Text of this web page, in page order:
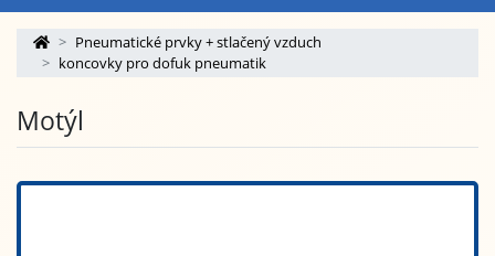
Pneumatické prvky + stlačený vzduch
koncovky pro dofuk pneumatik
Motýl